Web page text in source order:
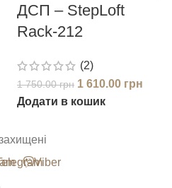
ДСП – StepLoft
Rack-212
(2)
1 750.00грн 1 610.00 грн
Додати в кошик
Viber